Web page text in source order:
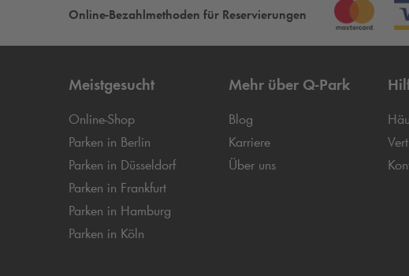
Online-Bezahlmethoden für Reservierungen
Meistgesucht
Online-Shop
Parken in Berlin
Parken in Düsseldorf
Parken in Frankfurt
Parken in Hamburg
Parken in Köln
Mehr über Q-Park
Blog
Karriere
Über uns